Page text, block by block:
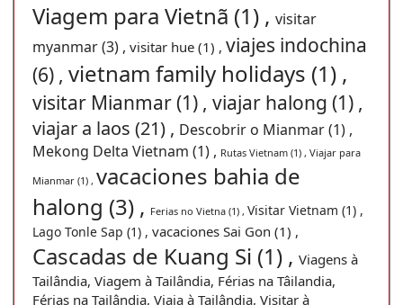
Viagem para Vietnã (1) , visitar
myanmar (3) , visitar hue (1) , viajes indochina
(6) , vietnam family holidays (1) ,
visitar Mianmar (1) , viajar halong (1) ,
viajar a laos (21) , Descobrir o Mianmar (1) ,
Mekong Delta Vietnam (1) , Rutas Vietnam (1) , Viajar para
Mianmar (1) , vacaciones bahia de
halong (3) , Ferias no Vietna (1) , Visitar Vietnam (1) ,
Lago Tonle Sap (1) , vacaciones Sai Gon (1) ,
Cascadas de Kuang Si (1) , Viagens à
Tailândia, Viagem à Tailândia, Férias na Tâilandia,
Férias na Tailândia, Viaja à Tailândia, Visitar à